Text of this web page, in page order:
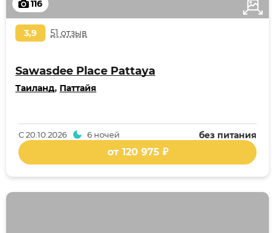
116
3,9 51 отзыв
Sawasdee Place Pattaya
Таиланд, Паттайя
без питания
С20.10.2026 6 ночей
от 120 975 ₽